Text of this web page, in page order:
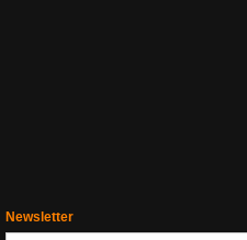
Newsletter